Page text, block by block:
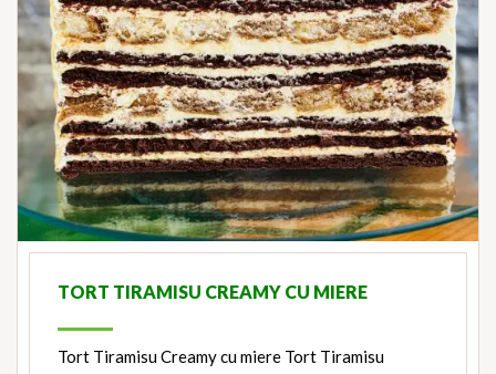
TORT TIRAMISU CREAMY CU MIERE
Tort Tiramisu Creamy cu miere Tort Tiramisu